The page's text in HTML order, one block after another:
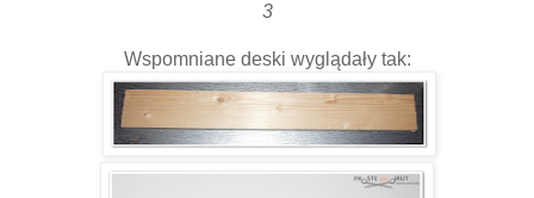
3
Wspomniane deski wyglądały tak: